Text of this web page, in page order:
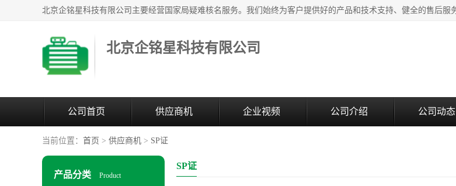
北京企铭星科技有限公司
公司首页 供应商机 企业视频 公司介绍 公司动态
当前位置： 首页 > 供应商机 > SP证
产品分类 Product
SP证